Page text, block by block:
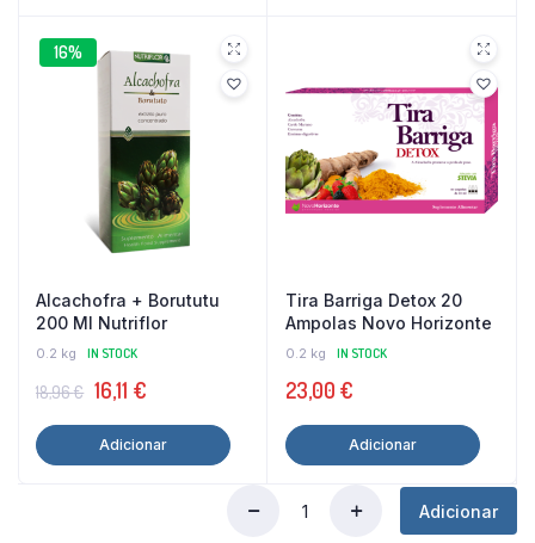
16,89 €.13,00 €.
16%
Alcachofra + Borututu
200 Ml Nutriflor
0.2 kg IN STOCK
18,96€ O
preço
original
16,11 €O
preço
atual
Adicionar
Tira Barriga Detox 20
Ampolas Novo Horizonte
0.2 kg IN STOCK
23,00 €
Adicionar
Adicionar